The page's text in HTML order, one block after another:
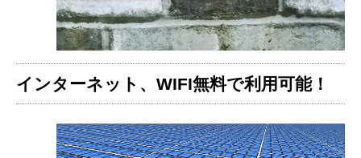
インターネット、WIFI無料で利用可能！